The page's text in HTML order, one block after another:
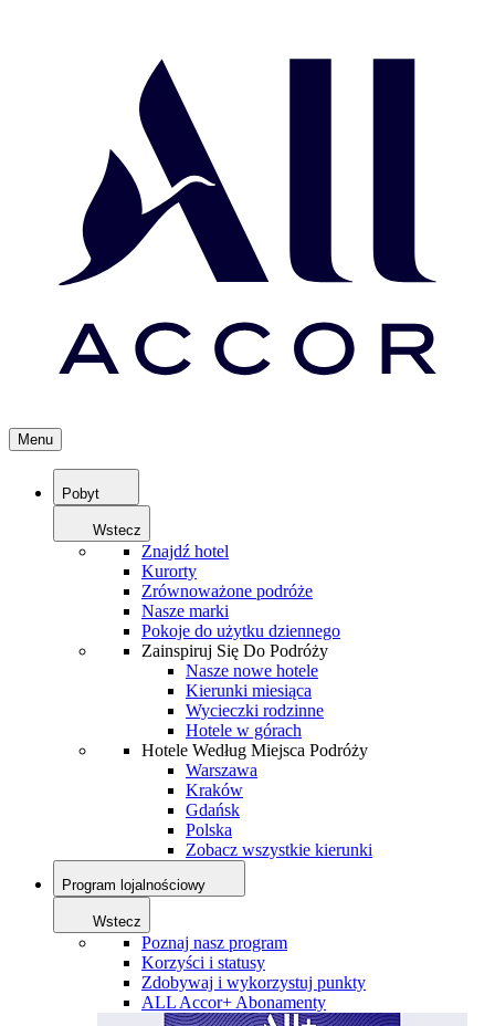
Menu
Pobyt
Wstecz
Znajdź hotel
Kurorty
Zrównoważone podróże
Nasze marki
Pokoje do użytku dziennego
Zainspiruj Się Do Podróży
Nasze nowe hotele
Kierunki miesiąca
Wycieczki rodzinne
Hotele w górach
Hotele Według Miejsca Podróży
Warszawa
Kraków
Gdańsk
Polska
Zobacz wszystkie kierunki
Program lojalnościowy
Wstecz
Poznaj nasz program
Korzyści i statusy
Zdobywaj i wykorzystuj punkty
ALL Accor+ Abonamenty